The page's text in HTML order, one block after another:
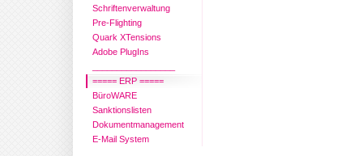
Schriftenverwaltung
Pre-Flighting
Quark XTensions
Adobe PlugIns
===== ERP =====
BüroWARE
Sanktionslisten
Dokumentmanagement
E-Mail System